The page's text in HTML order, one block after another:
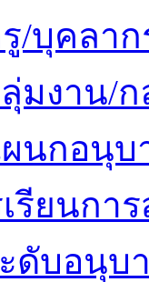
/บุคลาก
มงาน/ก
นกอนุบ
รียนกา
ดับอนุบ